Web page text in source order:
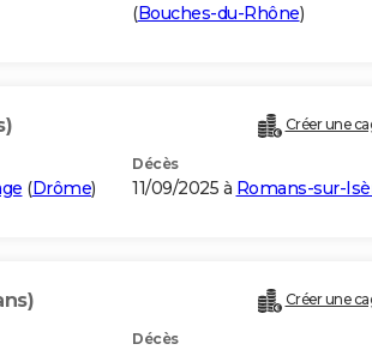
(Bouches-du-Rhône)
Créer une
(Drôme)
Décès
11/09/2025 à Romans-sur-
Créer une
Décès